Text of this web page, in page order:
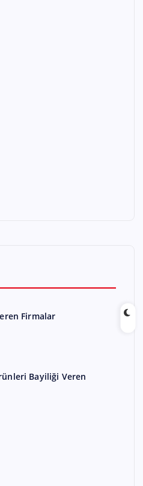
Firmalar
Bayiliği Veren